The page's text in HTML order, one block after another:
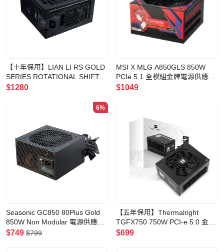
【十年保用】LIAN LI RS GOLD
SERIES ROTATIONAL SHIFT
ATX3.1 金牌全模組電源供應器
$1280
MSI X MLG A850GLS 850W
PCIe 5.1 全模組金牌電源供應器
(MLG Edition)
$1049
6%
Seasonic GC850 80Plus Gold
850W Non Modular 電源供應器
(SSP-850RT2)
$749 $799
【五年保用】Thermalright
TGFX750 750W PCI-e 5.0 金牌
全模組電源供應器
$699